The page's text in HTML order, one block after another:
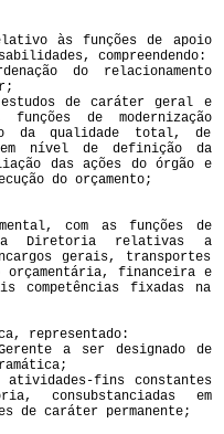
às funções de apoio
compreendendo:
do relacionamento
de caráter geral e
de modernização
da qualidade total, de
em nível de definição da
das ações do órgão e
do orçamento;
com as funções de
Diretoria relativas a
gerais, transportes
financeira e
competências fixadas na
representado:
a ser designado de
atividades-fins constantes
consubstanciadas em
de caráter permanente;